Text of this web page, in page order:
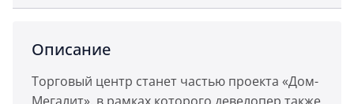
Описание
Торговый центр станет частью проекта «Дом-